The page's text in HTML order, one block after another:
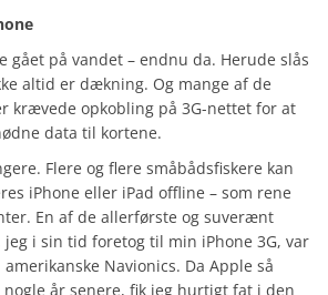
gået på vandet – endnu da. Herude slås
altid er dækning. Og mange af de
krævede opkobling på 3G-nettet for at
data til kortene.
Flere og flere småbådsfiskere kan
iPhone eller iPad offline – som rene
En af de allerførste og suverænt
i sin tid foretog til min iPhone 3G, var
Navionics. Da Apple så
nogle år senere, fik jeg hurtigt fat i den